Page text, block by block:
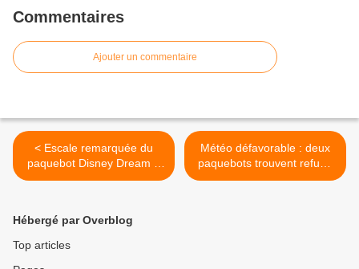
Commentaires
Ajouter un commentaire
< Escale remarquée du
paquebot Disney Dream à
Cherbourg
Météo défavorable : deux
paquebots trouvent refuge
à Cherbourg >
Hébergé par Overblog
Top articles